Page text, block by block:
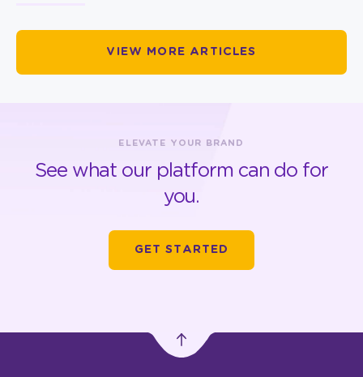
VIEW MORE ARTICLES
ELEVATE YOUR BRAND
See what our platform can do for
you.
GET STARTED